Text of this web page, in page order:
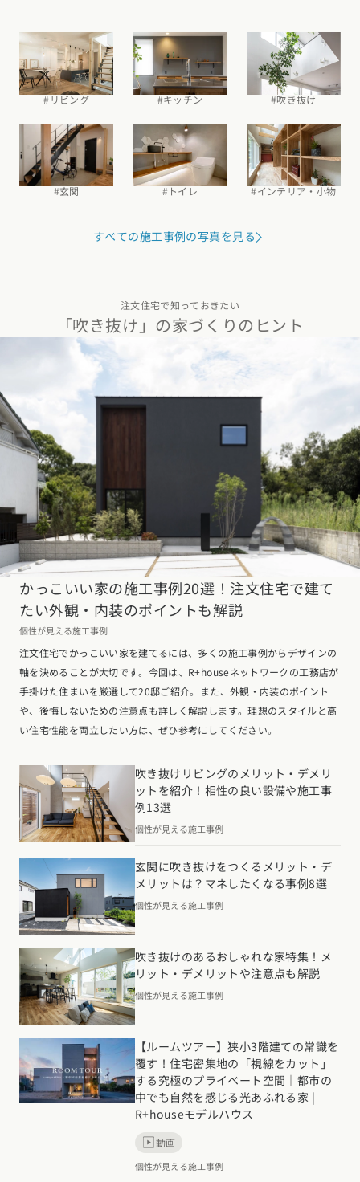
#リビング #キッチン #吹き抜け
#玄関 #トイレ #インテリア・小物
すべての施工事例の写真を見る
注文住宅で知っておきたい
「吹き抜け」の家づくりのヒント
かっこいい家の施工事例20選！注文住宅で建て
たい外観・内装のポイントも解説
個性が見える施工事例
注文住宅でかっこいい家を建てるには、多くの施工事例からデザインの
軸を決めることが大切です。今回は、R+houseネットワークの工務店が
手掛けた住まいを厳選して20邸ご紹介。また、外観・内装のポイント
や、後悔しないための注意点も詳しく解説します。理想のスタイルと高
い住宅性能を両立したい方は、ぜひ参考にしてください。
吹き抜けリビングのメリット・デメリ
ットを紹介！相性の良い設備や施工事
例13選
個性が見える施工事例
玄関に吹き抜けをつくるメリット・デ
メリットは？マネしたくなる事例8選
個性が見える施工事例
吹き抜けのあるおしゃれな家特集！メ
リット・デメリットや注意点も解説
個性が見える施工事例
【ルームツアー】狭小3階建ての常識を
覆す！住宅密集地の「視線をカット」
する究極のプライベート空間｜都市の
中でも自然を感じる光あふれる家 |
R+houseモデルハウス
動画
個性が見える施工事例